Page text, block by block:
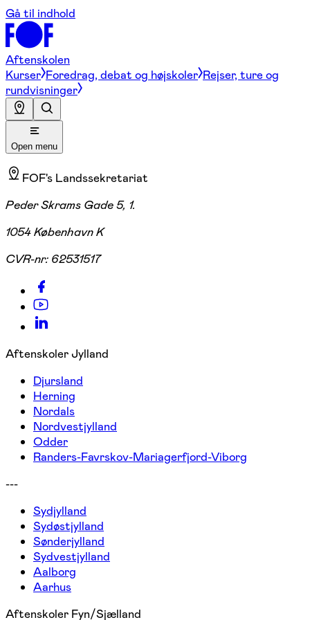
Gå til indhold
Aftenskolen
Kurser Foredrag, debat og højskoler Rejser, ture og
rundvisninger
Open menu
FOF's Landssekretariat
Peder Skrams Gade 5, 1.
1054 København K
CVR-nr: 62531517
Aftenskoler Jylland
Djursland
Herning
Nordals
Nordvestjylland
Odder
Randers-Favrskov-Mariagerfjord-Viborg
---
Sydjylland
Sydøstjylland
Sønderjylland
Sydvestjylland
Aalborg
Aarhus
Aftenskoler Fyn/Sjælland